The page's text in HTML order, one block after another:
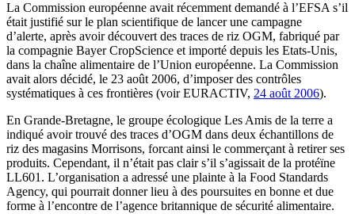
La Commission européenne avait récemment demandé à l’EFSA s’il
était justifié sur le plan scientifique de lancer une campagne
d’alerte, après avoir découvert des traces de riz OGM, fabriqué par
la compagnie Bayer CropScience et importé depuis les Etats-Unis,
dans la chaîne alimentaire de l’Union européenne. La Commission
avait alors décidé, le 23 août 2006, d’imposer des contrôles
systématiques à ces frontières (voir EURACTIV, 24 août 2006).
En Grande-Bretagne, le groupe écologique Les Amis de la terre a
indiqué avoir trouvé des traces d’OGM dans deux échantillons de
riz des magasins Morrisons, forcant ainsi le commerçant à retirer ses
produits. Cependant, il n’était pas clair s’il s’agissait de la protéïne
LL601. L’organisation a adressé une plainte à la Food Standards
Agency, qui pourrait donner lieu à des poursuites en bonne et due
forme à l’encontre de l’agence britannique de sécurité alimentaire.